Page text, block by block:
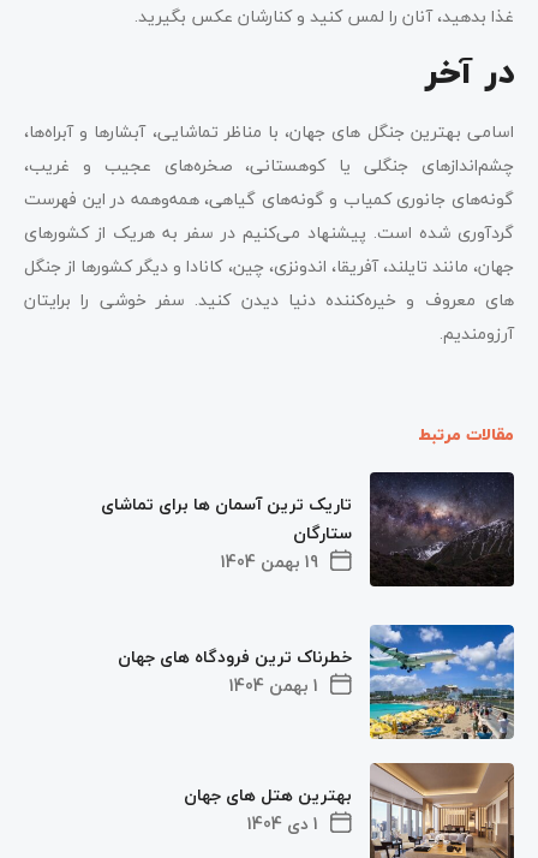
غذا بدهید، آنان را لمس کنید و کنارشان عکس بگیرید.
در آخر
اسامی بهترین جنگل‌ های جهان، با مناظر تماشایی، آبشارها و آبراه‌ها،
چشم‌اندازهای جنگلی یا کوهستانی، صخره‌های عجیب و غریب،
گونه‌های جانوری کمیاب و گونه‌های گیاهی، همه‌وهمه در این فهرست
گردآوری شده‌ است. پیشنهاد می‌کنیم در سفر به هریک از کشورهای
جهان، مانند تایلند، آفریقا، اندونزی، چین، کانادا و دیگر کشورها از جنگل‌
های معروف و خیره‌کننده دنیا دیدن کنید. سفر خوشی را برایتان
آرزومندیم.
مقالات مرتبط
19 بهمن 1404
تاریک ترین آسمان ها برای تماشای
ستارگان
1 بهمن 1404
خطرناک ترین فرودگاه های جهان
1 دی 1404
بهترین هتل های جهان